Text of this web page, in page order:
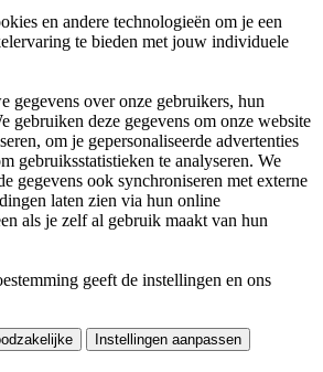
en andere technologieën om je een
te bieden met jouw individuele
gegevens over onze gebruikers, hun
gebruiken deze gegevens om onze website
om je gepersonaliseerde advertenties
gebruiksstatistieken te analyseren. We
gegevens ook synchroniseren met externe
laten zien via hun online
als je zelf al gebruik maakt van hun
geeft de instellingen en ons
Instellingen aanpassen